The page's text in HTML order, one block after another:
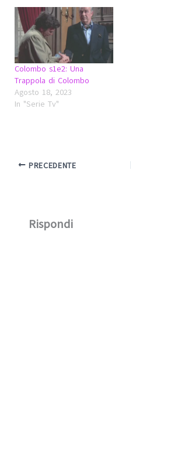
Colombo s1e2: Una
Trappola di Colombo
Agosto 18, 2023
In "Serie Tv"
PRECEDENTE
Rispondi